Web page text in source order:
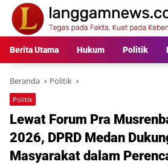
Langsung
konten
Berita Utama Hukum Politik
Beranda Politik
Politik
Lewat Forum Pra
2026, DPRD Medan
Masyarakat dalam